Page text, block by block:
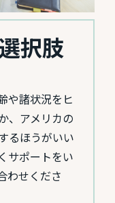
択肢
や諸状況をヒ
、アメリカの
るほうがいい
サポートをい
わせくださ